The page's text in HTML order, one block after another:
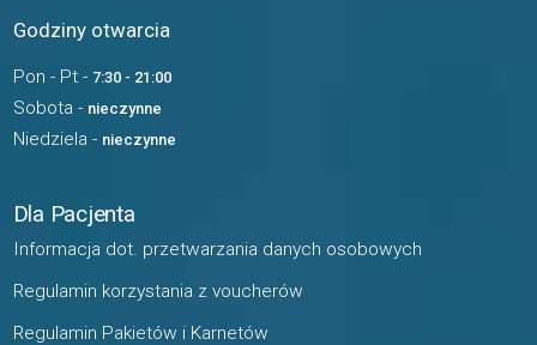
Godziny otwarcia
Pon - Pt - 7:30 - 21:00
Sobota - nieczynne
Niedziela - nieczynne
Dla Pacjenta
Informacja dot. przetwarzania danych osobowych
Regulamin korzystania z voucherów
Regulamin Pakietów i Karnetów